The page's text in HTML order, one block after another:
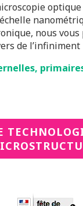
nous
de